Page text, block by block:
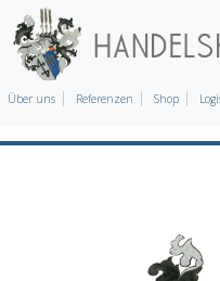
Über uns Referenzen Shop